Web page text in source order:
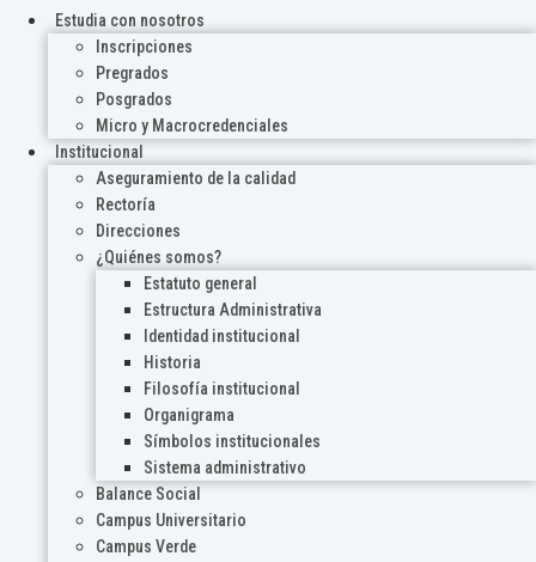
Estudia con nosotros
Inscripciones
Pregrados
Posgrados
Micro y Macrocredenciales
Institucional
Aseguramiento de la calidad
Rectoría
Direcciones
¿Quiénes somos?
Estatuto general
Estructura Administrativa
Identidad institucional
Historia
Filosofía institucional
Organigrama
Símbolos institucionales
Sistema administrativo
Balance Social
Campus Universitario
Campus Verde